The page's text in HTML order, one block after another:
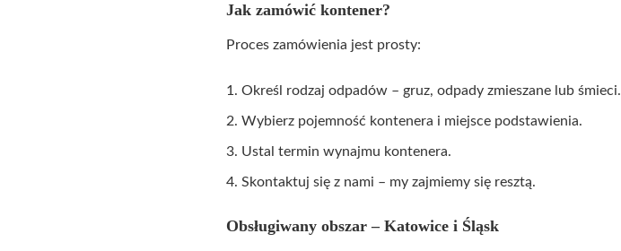
Jak zamówić kontener?
Proces zamówienia jest prosty:
Określ rodzaj odpadów – gruz, odpady zmieszane lub śmieci.
Wybierz pojemność kontenera i miejsce podstawienia.
Ustal termin wynajmu kontenera.
Skontaktuj się z nami – my zajmiemy się resztą.
Obsługiwany obszar – Katowice i Śląsk